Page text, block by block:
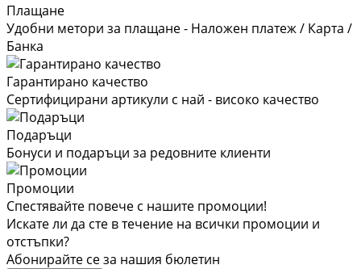
Плащане
Удобни метори за плащане - Наложен платеж / Карта /
Банка
Гарантирано качество
Сертифицирани артикули с най - високо качество
Подаръци
Бонуси и подаръци за редовните клиенти
Промоции
Спестявайте повече с нашите промоции!
Искате ли да сте в течение на всички промоции и
отстъпки?
Абонирайте се за нашия бюлетин